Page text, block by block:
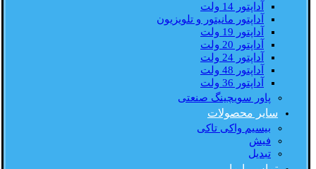
آداپتور 14 ولت
آداپتور مانیتور و تلویزیون
آداپتور 19 ولت
آداپتور 20 ولت
آداپتور 24 ولت
آداپتور 48 ولت
آداپتور 36 ولت
پاور سویچینگ صنعتی
سایر محصولات
بیسیم واکی تاکی
فیش
تبدیل